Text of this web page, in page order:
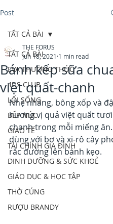
Post
TẤT CẢ BÀI
EVA THƯỜNG THỨC
4US CLUB
LỐI SỐNG
BẾP NÚC
GIAO TẾ
TÀI CHÍNH GIA ĐÌNH
DINH DƯỠNG & SỨC KHOẺ
GIÁO DỤC & HỌC TẬP
THỜ CÚNG
RƯỢU BRANDY
TẤT CẢ BÀI
Bánh kếp sữa
việt quất-chanh
THE FORUS
Jun 18, 2021 1 min read
Nhẹ nhàng, bông xốp và
hương vị quả việt quất tươi
chanh trong mỗi miếng
dùng với bơ và xi-rô cây
rắc đường lên bánh kẹo.